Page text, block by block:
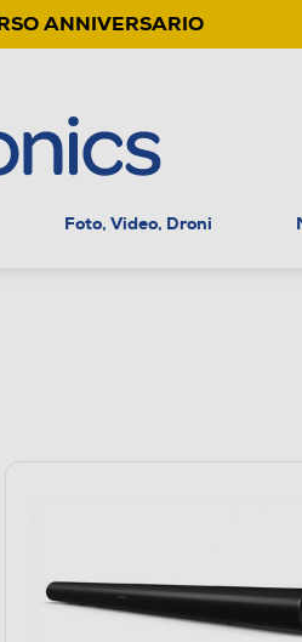
ANNIVERSARIO
Foto, Video, Droni